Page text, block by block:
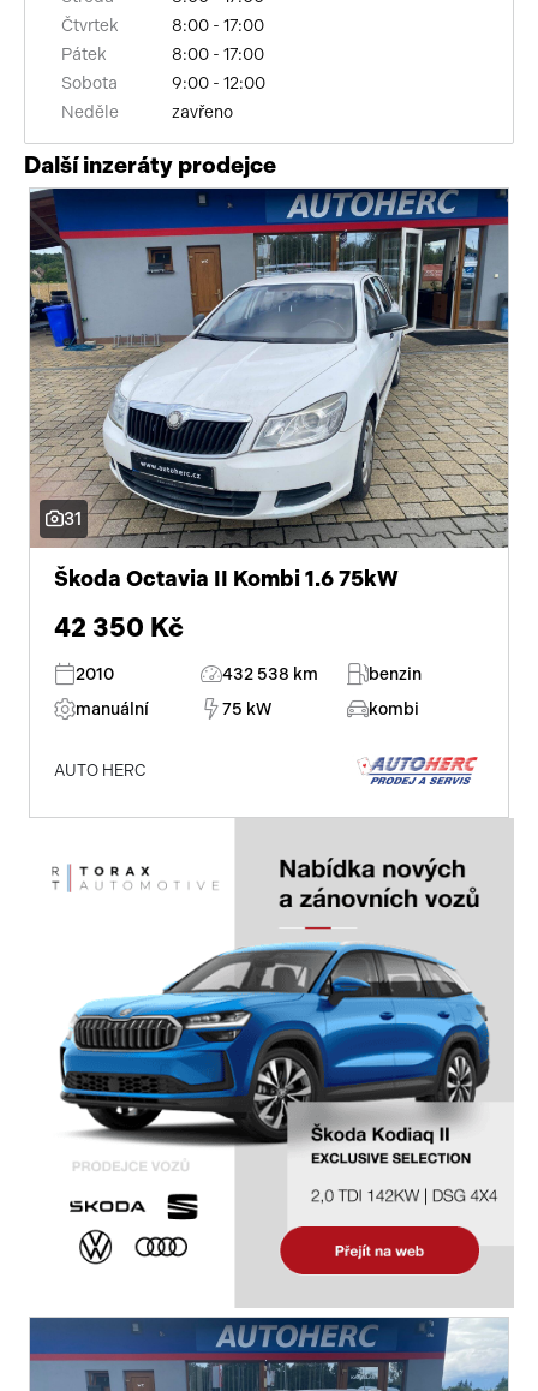
Čtvrtek
8:00 - 17:00
Pátek
8:00 - 17:00
Sobota
9:00 - 12:00
Neděle
zavřeno
Další inzeráty prodejce
31
Škoda Octavia II Kombi 1.6 75kW
42 350 Kč
2010 432 538 km
benzin
manuální
75 kW kombi
AUTO HERC